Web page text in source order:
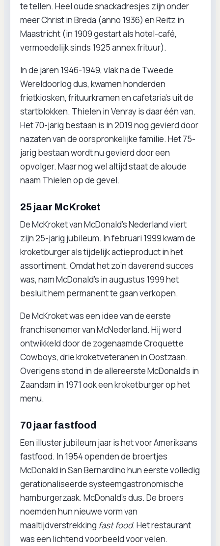
te tellen. Heel oude snackadresjes zijn onder
meer Christ in Breda (anno 1936) en Reitz in
Maastricht (in 1909 gestart als hotel-café,
vermoedelijk sinds 1925 annex frituur).
In de jaren 1946-1949, vlak na de Tweede
Wereldoorlog dus, kwamen honderden
frietkiosken, frituurkramen en cafetaria’s uit de
startblokken. Thielen in Venray is daar één van.
Het 70-jarig bestaan is in 2019 nog gevierd door
nazaten van de oorspronkelijke familie. Het 75-
jarig bestaan wordt nu gevierd door een
opvolger. Maar nog wel altijd staat de aloude
naam Thielen op de gevel.
25 jaar McKroket
De McKroket van McDonald’s Nederland viert
zijn 25-jarig jubileum. In februari 1999 kwam de
kroketburger als tijdelijk actieproduct in het
assortiment. Omdat het zo’n daverend succes
was, nam McDonald’s in augustus 1999 het
besluit hem permanent te gaan verkopen.
De McKroket was een idee van de eerste
franchisenemer van McNederland. Hij werd
ontwikkeld door de zogenaamde Croquette
Cowboys, drie kroketveteranen in Oostzaan.
Overigens stond in de allereerste McDonald’s in
Zaandam in 1971 ook een kroketburger op het
menu.
70 jaar fastfood
Een illuster jubileum jaar is het voor Amerikaans
fastfood. In 1954 openden de broertjes
McDonald in San Bernardino hun eerste volledig
gerationaliseerde systeemgastronomische
hamburgerzaak. McDonald's dus. De broers
noemden hun nieuwe vorm van
maaltijdverstrekking fast food. Het restaurant
was een lichtend voorbeeld voor velen.